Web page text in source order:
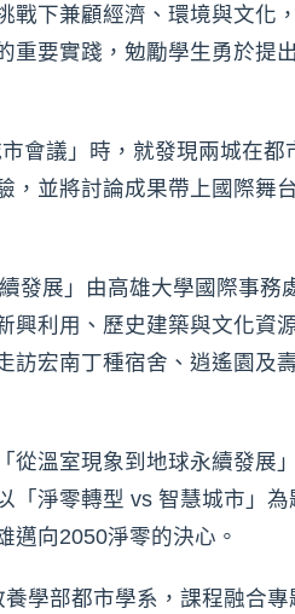
下兼顧經濟、環境與文化
要實踐，勉勵學生勇於提
會議」時，就發現兩城在都
，並將討論成果帶上國際舞
展」由高雄大學國際事務
利用、歷史建築與文化資
宏南丁種宿舍、逍遙園及
溫室現象到地球永續發展
「淨零轉型 vs 智慧城市」
邁向2050淨零的決心。
學部都市學系，課程融合